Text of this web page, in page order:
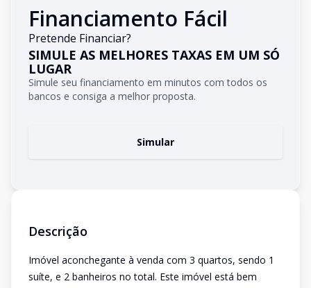
Financiamento Fácil
Pretende Financiar?
SIMULE AS MELHORES TAXAS EM UM SÓ
LUGAR
Simule seu financiamento em minutos com todos os
bancos e consiga a melhor proposta.
Simular
Descrição
Imóvel aconchegante à venda com 3 quartos, sendo 1
suíte, e 2 banheiros no total. Este imóvel está bem